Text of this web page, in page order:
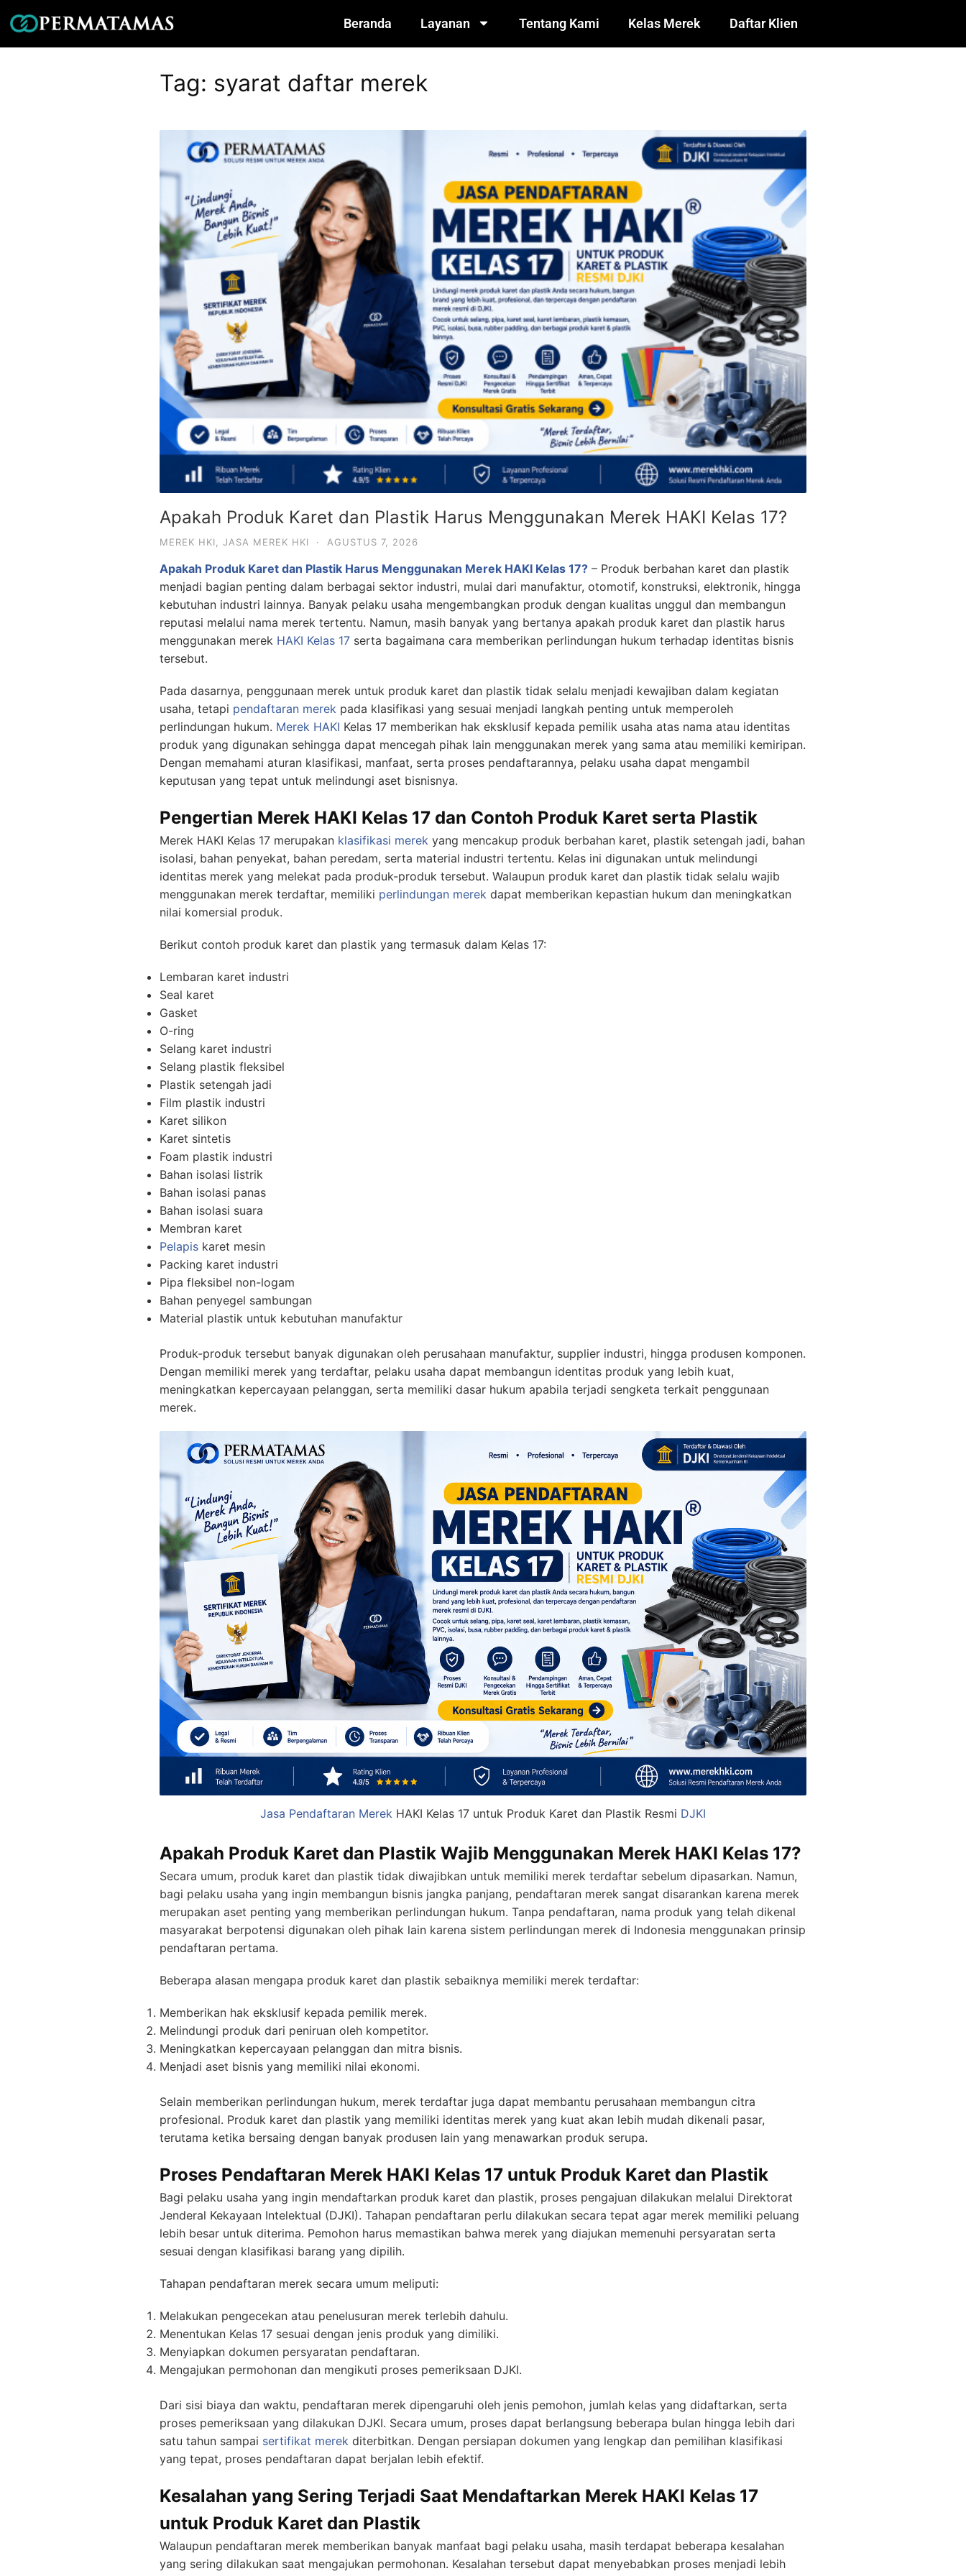
Beranda Layanan Tentang Kami Kelas Merek Daftar Klien
Tag: syarat daftar merek
Apakah Produk Karet dan Plastik Harus Menggunakan Merek HAKI Kelas 17?
MEREK HKI, JASA MEREK HKI · AGUSTUS 7, 2026
Apakah Produk Karet dan Plastik Harus Menggunakan Merek HAKI Kelas 17? – Produk berbahan karet dan plastik
menjadi bagian penting dalam berbagai sektor industri, mulai dari manufaktur, otomotif, konstruksi, elektronik, hingga
kebutuhan industri lainnya. Banyak pelaku usaha mengembangkan produk dengan kualitas unggul dan membangun
reputasi melalui nama merek tertentu. Namun, masih banyak yang bertanya apakah produk karet dan plastik harus
menggunakan merek HAKI Kelas 17 serta bagaimana cara memberikan perlindungan hukum terhadap identitas bisnis
tersebut.
Pada dasarnya, penggunaan merek untuk produk karet dan plastik tidak selalu menjadi kewajiban dalam kegiatan
usaha, tetapi pendaftaran merek pada klasifikasi yang sesuai menjadi langkah penting untuk memperoleh
perlindungan hukum. Merek HAKI Kelas 17 memberikan hak eksklusif kepada pemilik usaha atas nama atau identitas
produk yang digunakan sehingga dapat mencegah pihak lain menggunakan merek yang sama atau memiliki kemiripan.
Dengan memahami aturan klasifikasi, manfaat, serta proses pendaftarannya, pelaku usaha dapat mengambil
keputusan yang tepat untuk melindungi aset bisnisnya.
Pengertian Merek HAKI Kelas 17 dan Contoh Produk Karet serta Plastik
Merek HAKI Kelas 17 merupakan klasifikasi merek yang mencakup produk berbahan karet, plastik setengah jadi, bahan
isolasi, bahan penyekat, bahan peredam, serta material industri tertentu. Kelas ini digunakan untuk melindungi
identitas merek yang melekat pada produk-produk tersebut. Walaupun produk karet dan plastik tidak selalu wajib
menggunakan merek terdaftar, memiliki perlindungan merek dapat memberikan kepastian hukum dan meningkatkan
nilai komersial produk.
Berikut contoh produk karet dan plastik yang termasuk dalam Kelas 17:
Lembaran karet industri
Seal karet
Gasket
O-ring
Selang karet industri
Selang plastik fleksibel
Plastik setengah jadi
Film plastik industri
Karet silikon
Karet sintetis
Foam plastik industri
Bahan isolasi listrik
Bahan isolasi panas
Bahan isolasi suara
Membran karet
Pelapis karet mesin
Packing karet industri
Pipa fleksibel non-logam
Bahan penyegel sambungan
Material plastik untuk kebutuhan manufaktur
Produk-produk tersebut banyak digunakan oleh perusahaan manufaktur, supplier industri, hingga produsen komponen.
Dengan memiliki merek yang terdaftar, pelaku usaha dapat membangun identitas produk yang lebih kuat,
meningkatkan kepercayaan pelanggan, serta memiliki dasar hukum apabila terjadi sengketa terkait penggunaan
merek.
Jasa Pendaftaran Merek HAKI Kelas 17 untuk Produk Karet dan Plastik Resmi DJKI
Apakah Produk Karet dan Plastik Wajib Menggunakan Merek HAKI Kelas 17?
Secara umum, produk karet dan plastik tidak diwajibkan untuk memiliki merek terdaftar sebelum dipasarkan. Namun,
bagi pelaku usaha yang ingin membangun bisnis jangka panjang, pendaftaran merek sangat disarankan karena merek
merupakan aset penting yang memberikan perlindungan hukum. Tanpa pendaftaran, nama produk yang telah dikenal
masyarakat berpotensi digunakan oleh pihak lain karena sistem perlindungan merek di Indonesia menggunakan prinsip
pendaftaran pertama.
Beberapa alasan mengapa produk karet dan plastik sebaiknya memiliki merek terdaftar:
Memberikan hak eksklusif kepada pemilik merek.
Melindungi produk dari peniruan oleh kompetitor.
Meningkatkan kepercayaan pelanggan dan mitra bisnis.
Menjadi aset bisnis yang memiliki nilai ekonomi.
Selain memberikan perlindungan hukum, merek terdaftar juga dapat membantu perusahaan membangun citra
profesional. Produk karet dan plastik yang memiliki identitas merek yang kuat akan lebih mudah dikenali pasar,
terutama ketika bersaing dengan banyak produsen lain yang menawarkan produk serupa.
Proses Pendaftaran Merek HAKI Kelas 17 untuk Produk Karet dan Plastik
Bagi pelaku usaha yang ingin mendaftarkan produk karet dan plastik, proses pengajuan dilakukan melalui Direktorat
Jenderal Kekayaan Intelektual (DJKI). Tahapan pendaftaran perlu dilakukan secara tepat agar merek memiliki peluang
lebih besar untuk diterima. Pemohon harus memastikan bahwa merek yang diajukan memenuhi persyaratan serta
sesuai dengan klasifikasi barang yang dipilih.
Tahapan pendaftaran merek secara umum meliputi:
Melakukan pengecekan atau penelusuran merek terlebih dahulu.
Menentukan Kelas 17 sesuai dengan jenis produk yang dimiliki.
Menyiapkan dokumen persyaratan pendaftaran.
Mengajukan permohonan dan mengikuti proses pemeriksaan DJKI.
Dari sisi biaya dan waktu, pendaftaran merek dipengaruhi oleh jenis pemohon, jumlah kelas yang didaftarkan, serta
proses pemeriksaan yang dilakukan DJKI. Secara umum, proses dapat berlangsung beberapa bulan hingga lebih dari
satu tahun sampai sertifikat merek diterbitkan. Dengan persiapan dokumen yang lengkap dan pemilihan klasifikasi
yang tepat, proses pendaftaran dapat berjalan lebih efektif.
Kesalahan yang Sering Terjadi Saat Mendaftarkan Merek HAKI Kelas 17
untuk Produk Karet dan Plastik
Walaupun pendaftaran merek memberikan banyak manfaat bagi pelaku usaha, masih terdapat beberapa kesalahan
yang sering dilakukan saat mengajukan permohonan. Kesalahan tersebut dapat menyebabkan proses menjadi lebih